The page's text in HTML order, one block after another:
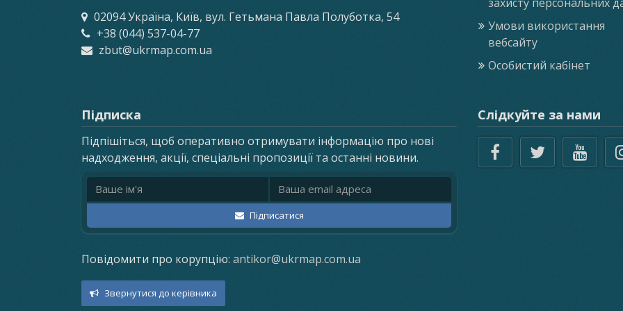
02094 Україна, Київ, вул. Гетьмана Павла Полуботка, 54
+38 (044) 537-04-77
zbut@ukrmap.com.ua
Умови використання
вебсайту
Особистий кабінет
Підписка
Підпішіться, щоб оперативно отримувати інформацію про нові
надходження, акції, спеціальні пропозиції та останні новини.
Ім'я Email адреса
Підписатися
Слідкуйте за нами
Повідомити про корупцію: antikor@ukrmap.com.ua
Звернутися до керівника